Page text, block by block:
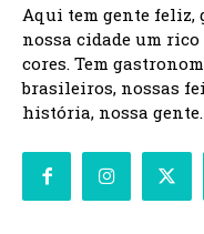
Aqui tem gente feliz,
nossa cidade um
cores. Tem
brasileiros, nossas
história, nossa gente.